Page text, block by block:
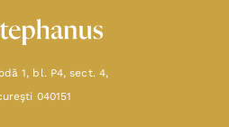
1, bl. P4, sect. 4,
040151